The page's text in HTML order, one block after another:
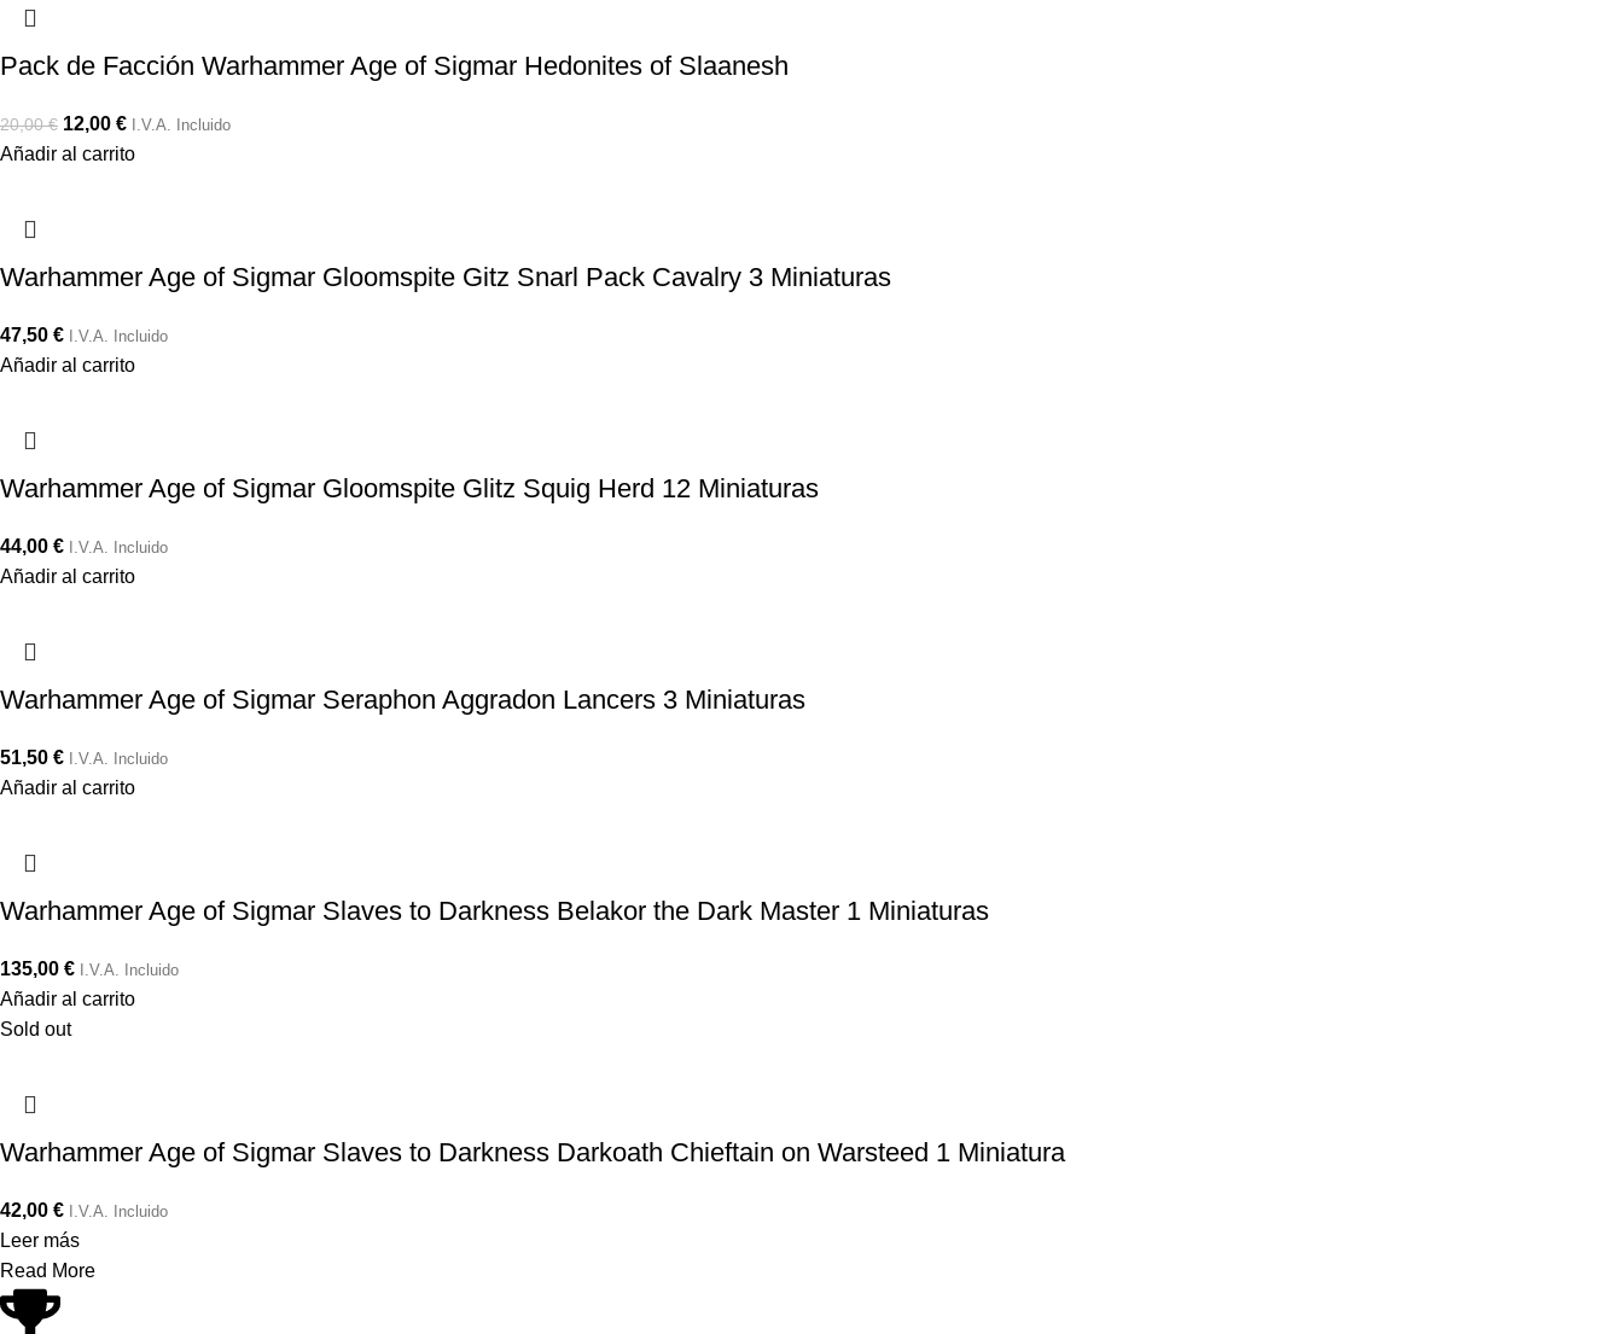
Pack de Facción Warhammer Age of Sigmar Hedonites of Slaanesh
20,00€ 12,00 € I.V.A. Incluido
Añadir al carrito
Warhammer Age of Sigmar Gloomspite Gitz Snarl Pack Cavalry 3 Miniaturas
47,50 € I.V.A. Incluido
Añadir al carrito
Warhammer Age of Sigmar Gloomspite Glitz Squig Herd 12 Miniaturas
44,00 € I.V.A. Incluido
Añadir al carrito
Warhammer Age of Sigmar Seraphon Aggradon Lancers 3 Miniaturas
51,50 € I.V.A. Incluido
Añadir al carrito
Warhammer Age of Sigmar Slaves to Darkness Belakor the Dark Master 1 Miniaturas
135,00 € I.V.A. Incluido
Añadir al carrito
Sold out
Warhammer Age of Sigmar Slaves to Darkness Darkoath Chieftain on Warsteed 1 Miniatura
42,00 € I.V.A. Incluido
Leer más
Read More